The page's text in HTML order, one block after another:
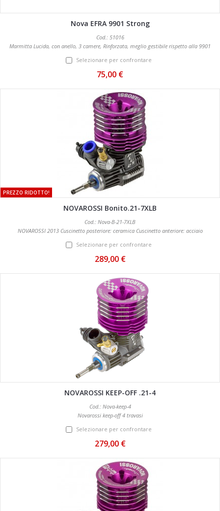
Nova EFRA 9901 Strong
Cod.: 51016
Marmitta Lucida, con anello, 3 camere, Rinforzata, meglio gestibile rispetto alla 9901
Selezionare per confrontare
75,00 €
PREZZO RIDOTTO!
NOVAROSSI Bonito.21-7XLB
Cod.: Nova-B-21-7XLB
NOVAROSSI 2013 Cuscinetto posteriore: ceramica Cuscinetto anteriore: acciaio
Selezionare per confrontare
289,00 €
NOVAROSSI KEEP-OFF .21-4
Cod.: Nova-keep-4
Novarossi keep-off 4 travasi
Selezionare per confrontare
279,00 €